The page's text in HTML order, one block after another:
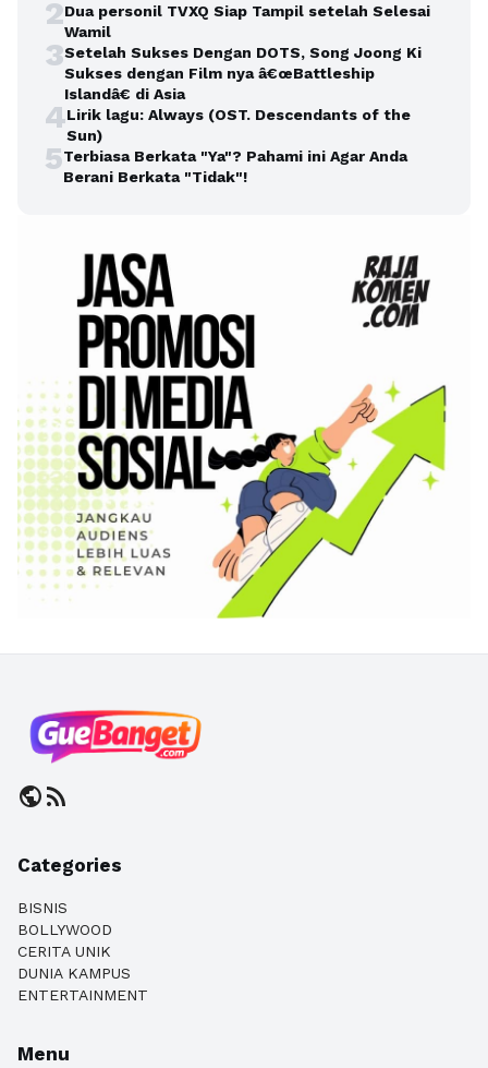
2Dua personil TVXQ Siap Tampil setelah Selesai
Wamil
3Setelah Sukses Dengan DOTS, Song Joong Ki
Sukses dengan Film nya â€œBattleship
Islandâ€ di Asia
4Lirik lagu: Always (OST. Descendants of the
Sun)
5Terbiasa Berkata "Ya"? Pahami ini Agar Anda
Berani Berkata "Tidak"!
publicrss_feed
Categories
BISNIS
BOLLYWOOD
CERITA UNIK
DUNIA KAMPUS
ENTERTAINMENT
Menu